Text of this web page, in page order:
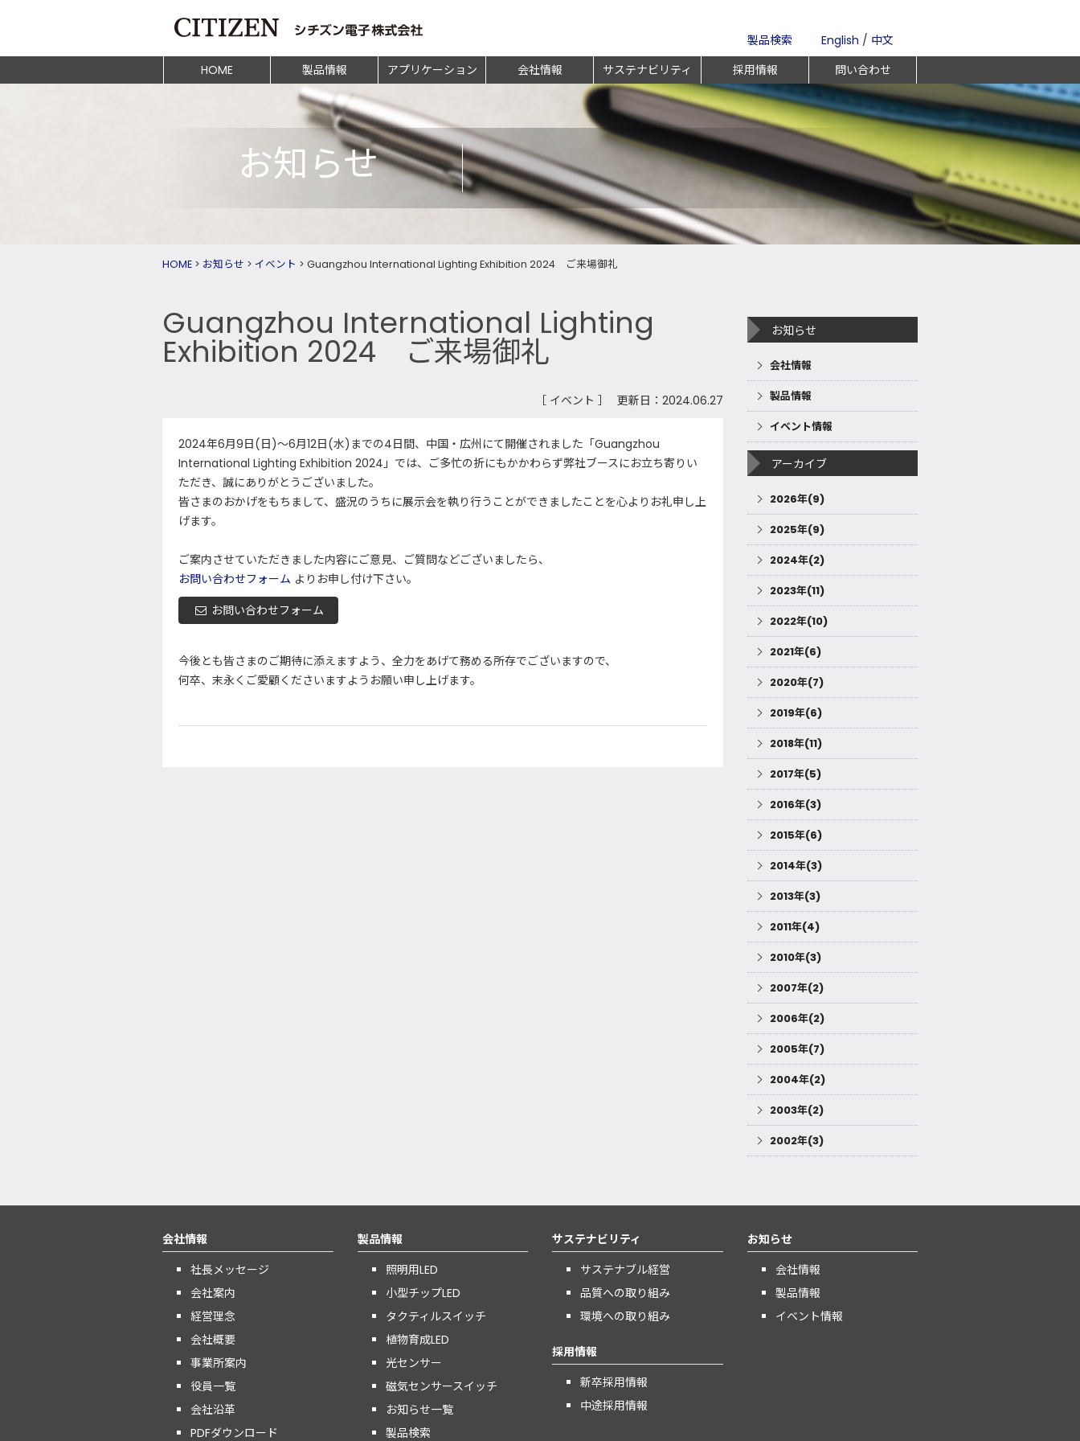
製品検索 English / 中文
HOME
製品情報 アプリケーション 会社情報 サステナビリティ 採用情報 問い合わせ
お知らせ
HOME > お知らせ > イベント > Guangzhou International Lighting Exhibition 2024 ご来場御礼
Guangzhou International Lighting
Exhibition 2024 ご来場御礼
更新日：2024.06.27
［ イベント ］
2024年6月9日(日)～6月12日(水)までの4日間、中国・広州にて開催されました「Guangzhou
International Lighting Exhibition 2024」では、ご多忙の折にもかかわらず弊社ブースにお立ち寄りい
ただき、誠にありがとうございました。
皆さまのおかげをもちまして、盛況のうちに展示会を執り行うことができましたことを心よりお礼申し上
げます。
ご案内させていただきました内容にご意見、ご質問などございましたら、
お問い合わせフォーム よりお申し付け下さい。
お問い合わせフォーム
今後とも皆さまのご期待に添えますよう、全力をあげて務める所存でございますので、
何卒、末永くご愛顧くださいますようお願い申し上げます。
お知らせ
会社情報
製品情報
イベント情報
アーカイブ
2026年(9)
2025年(9)
2024年(2)
2023年(11)
2022年(10)
2021年(6)
2020年(7)
2019年(6)
2018年(11)
2017年(5)
2016年(3)
2015年(6)
2014年(3)
2013年(3)
2011年(4)
2010年(3)
2007年(2)
2006年(2)
2005年(7)
2004年(2)
2003年(2)
2002年(3)
会社情報
社長メッセージ
会社案内
経営理念
会社概要
事業所案内
役員一覧
会社沿革
PDFダウンロード
製品情報
照明用LED
小型チップLED
タクティルスイッチ
植物育成LED
光センサー
磁気センサースイッチ
お知らせ一覧
製品検索
サステナビリティ
サステナブル経営
品質への取り組み
環境への取り組み
採用情報
新卒採用情報
中途採用情報
お知らせ
会社情報
製品情報
イベント情報